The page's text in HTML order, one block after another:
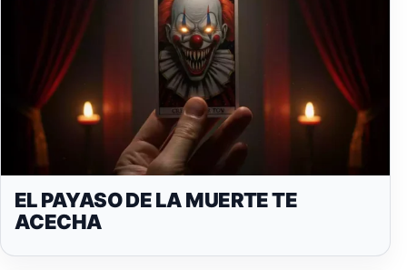
EL PAYASO DE LA MUERTE TE
ACECHA